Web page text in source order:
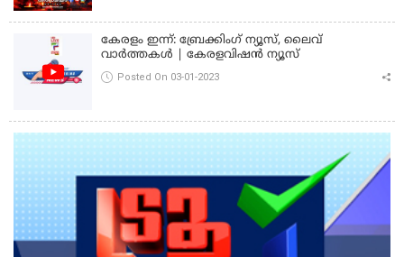
കേരളം ഇന്ന്: ബ്രേക്കിംഗ് ന്യൂസ്, ലൈവ്
വാർത്തകൾ | കേരളവിഷൻ ന്യൂസ്
Posted On 03-01-2023